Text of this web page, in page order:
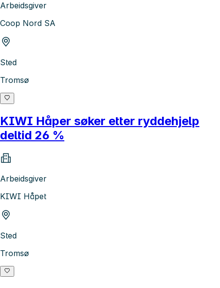
Arbeidsgiver
Coop Nord SA
Sted
Tromsø
KIWI Håper søker etter ryddehjelp
deltid 26 %
Arbeidsgiver
KIWI Håpet
Sted
Tromsø